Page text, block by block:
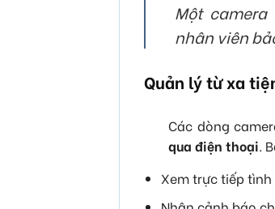
Một
nhân viên
Quản lý từ xa
Các dòng
qua điện thoại.
Xem trực tiếp